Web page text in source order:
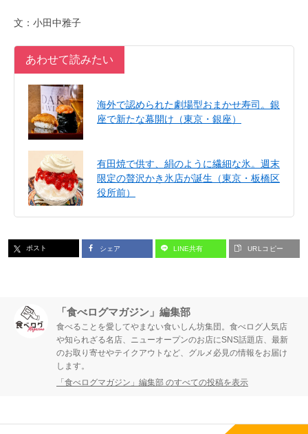
文：小田中雅子
あわせて読みたい
海外で認められた劇場型おまかせ寿司。銀
座で新たな幕開け（東京・銀座）
有田焼で供す、絹のように繊細な氷。週末
限定の贅沢かき氷店が誕生（東京・板橋区
役所前）
ポスト シェア LINE共有 URLコピー
「食べログマガジン」編集部
食べることを愛してやまない食いしん坊集団。食べログ人気店
や知られざる名店、ニューオープンのお店にSNS話題店、最新
のお取り寄せやテイクアウトなど、グルメ必見の情報をお届け
します。
「食べログマガジン」編集部 のすべての投稿を表示